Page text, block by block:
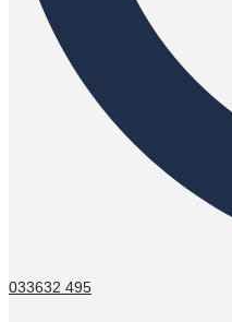
033632 495